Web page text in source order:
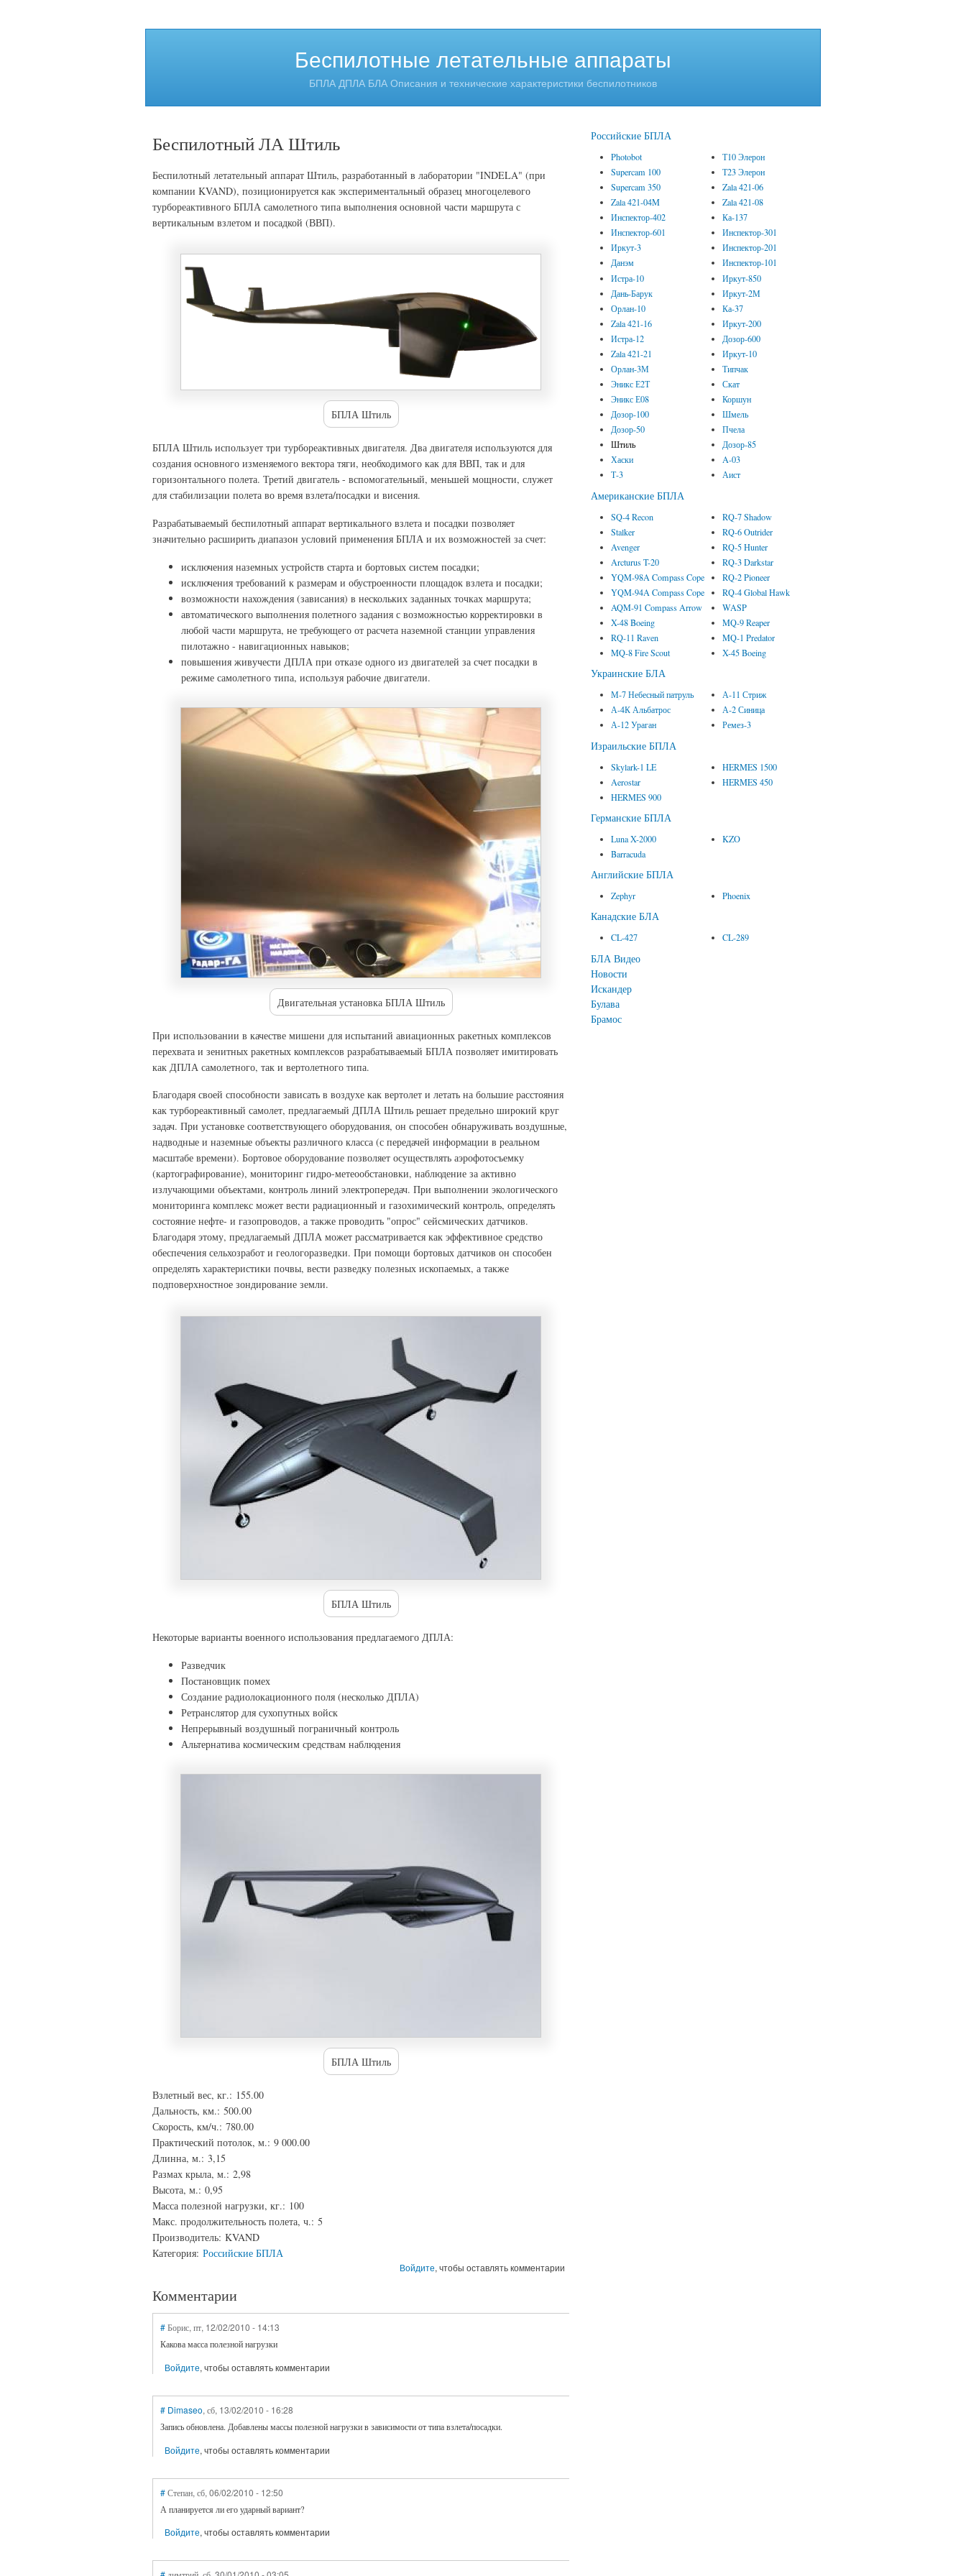
Беспилотные летательные аппараты
БПЛА ДПЛА БЛА Описания и технические характеристики беспилотников
Беспилотный ЛА Штиль
Беспилотный летательный аппарат Штиль, разработанный в лаборатории "INDELA" (при
компании KVAND), позиционируется как экспериментальный образец многоцелевого
турбореактивного БПЛА самолетного типа выполнения основной части маршрута с
вертикальным взлетом и посадкой (ВВП).
БПЛА Штиль
БПЛА Штиль использует три турбореактивных двигателя. Два двигателя используются для
создания основного изменяемого вектора тяги, необходимого как для ВВП, так и для
горизонтального полета. Третий двигатель - вспомогательный, меньшей мощности, служет
для стабилизации полета во время взлета/посадки и висения.
Разрабатываемый беспилотный аппарат вертикального взлета и посадки позволяет
значительно расширить диапазон условий применения БПЛА и их возможностей за счет:
исключения наземных устройств старта и бортовых систем посадки;
исключения требований к размерам и обустроенности площадок взлета и посадки;
возможности нахождения (зависания) в нескольких заданных точках маршрута;
автоматического выполнения полетного задания с возможностью корректировки в
любой части маршрута, не требующего от расчета наземной станции управления
пилотажно - навигационных навыков;
повышения живучести ДПЛА при отказе одного из двигателей за счет посадки в
режиме самолетного типа, используя рабочие двигатели.
Двигательная установка БПЛА Штиль
При использовании в качестве мишени для испытаний авиационных ракетных комплексов
перехвата и зенитных ракетных комплексов разрабатываемый БПЛА позволяет имитировать
как ДПЛА самолетного, так и вертолетного типа.
Благодаря своей способности зависать в воздухе как вертолет и летать на большие расстояния
как турбореактивный самолет, предлагаемый ДПЛА Штиль решает предельно широкий круг
задач. При установке соответствующего оборудования, он способен обнаруживать воздушные,
надводные и наземные объекты различного класса (с передачей информации в реальном
масштабе времени). Бортовое оборудование позволяет осуществлять аэрофотосъемку
(картографирование), мониторинг гидро-метеообстановки, наблюдение за активно
излучающими объектами, контроль линий электропередач. При выполнении экологического
мониторинга комплекс может вести радиационный и газохимический контроль, определять
состояние нефте- и газопроводов, а также проводить "опрос" сейсмических датчиков.
Благодаря этому, предлагаемый ДПЛА может рассматривается как эффективное средство
обеспечения сельхозработ и геологоразведки. При помощи бортовых датчиков он способен
определять характеристики почвы, вести разведку полезных ископаемых, а также
подповерхностное зондирование земли.
БПЛА Штиль
Некоторые варианты военного использования предлагаемого ДПЛА:
Разведчик
Постановщик помех
Создание радиолокационного поля (несколько ДПЛА)
Ретранслятор для сухопутных войск
Непрерывный воздушный пограничный контроль
Альтернатива космическим средствам наблюдения
БПЛА Штиль
Взлетный вес, кг.: 155.00
Дальность, км.: 500.00
Скорость, км/ч.: 780.00
Практический потолок, м.: 9 000.00
Длинна, м.: 3,15
Размах крыла, м.: 2,98
Высота, м.: 0,95
Масса полезной нагрузки, кг.: 100
Макс. продолжительность полета, ч.: 5
Производитель: KVAND
Категория: Российские БПЛА
Войдите, чтобы оставлять комментарии
Комментарии
#Борис, пт, 12/02/2010 - 14:13
Какова масса полезной нагрузки
Войдите, чтобы оставлять комментарии
# Dimaseo, сб, 13/02/2010 - 16:28
Запись обновлена. Добавлены массы полезной нагрузки в зависимости от типа взлета/посадки.
Войдите, чтобы оставлять комментарии
#Степан, сб, 06/02/2010 - 12:50
А планируется ли его ударный вариант?
Войдите, чтобы оставлять комментарии
Российские БПЛА
Photobot
Supercam 100
Supercam 350
Zala 421-04M
Инспектор-402
Инспектор-601
Иркут-3
Данэм
Истра-10
Дань-Барук
Орлан-10
Zala 421-16
Истра-12
Zala 421-21
Орлан-3М
Эникс Е2Т
Эникс Е08
Дозор-100
Дозор-50
Штиль
Хаски
Т-3
Т10 Элерон
Т23 Элерон
Zala 421-06
Zala 421-08
Ка-137
Инспектор-301
Инспектор-201
Инспектор-101
Иркут-850
Иркут-2М
Ка-37
Иркут-200
Дозор-600
Иркут-10
Типчак
Скат
Коршун
Шмель
Пчела
Дозор-85
A-03
Аист
Американские БПЛА
SQ-4 Recon
Stalker
Avenger
Arcturus T-20
YQM-98A Compass Cope
YQM-94A Compass Cope
AQM-91 Compass Arrow
X-48 Boeing
RQ-11 Raven
MQ-8 Fire Scout
RQ-7 Shadow
RQ-6 Outrider
RQ-5 Hunter
RQ-3 Darkstar
RQ-2 Pioneer
RQ-4 Global Hawk
WASP
MQ-9 Reaper
MQ-1 Predator
X-45 Boeing
Украинские БЛА
М-7 Небесный патруль
А-4К Альбатрос
А-12 Ураган
А-11 Стриж
А-2 Синица
Ремез-3
Израильские БПЛА
Skylark-1 LE
Aerostar
HERMES 900
HERMES 1500
HERMES 450
Германские БПЛА
Luna X-2000
Barracuda
KZO
Английские БПЛА
Zephyr Phoenix
Канадские БЛА
CL-427 CL-289
БЛА Видео
Новости
Искандер
Булава
Брамос